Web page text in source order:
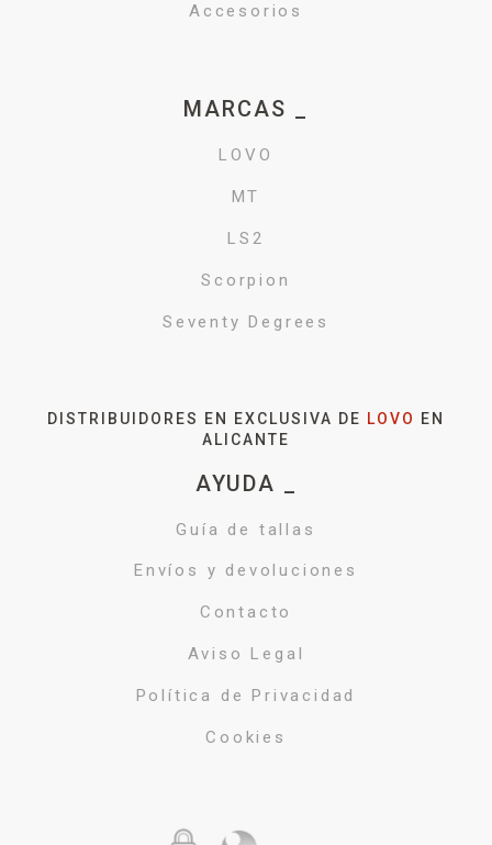
Accesorios
MARCAS _
LOVO
MT
LS2
Scorpion
Seventy Degrees
DISTRIBUIDORES EN EXCLUSIVA DE LOVO
EN
ALICANTE
AYUDA _
Guía de tallas
Envíos y devoluciones
Contacto
Aviso Legal
Política de Privacidad
Cookies